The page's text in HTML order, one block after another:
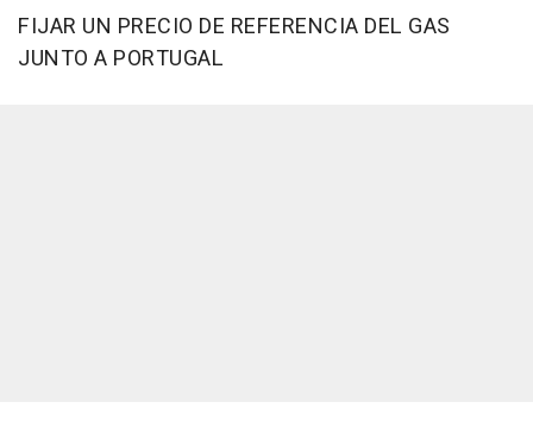
FIJAR UN PRECIO DE REFERENCIA DEL GAS
JUNTO A PORTUGAL